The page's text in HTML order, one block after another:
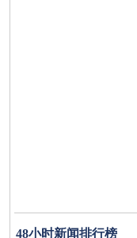
48小时新闻排行榜